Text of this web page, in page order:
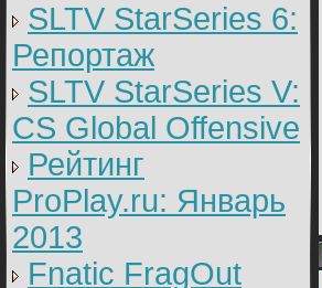
SLTV StarSeries 6:
Репортаж
SLTV StarSeries V:
CS Global Offensive
Рейтинг
ProPlay.ru: Январь
2013
Fnatic FragOut